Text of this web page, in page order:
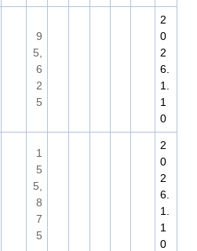
9
5,
6
2
5
2
0
2
6.
1.
1
0
1
5
5,
8
7
5
2
0
2
6.
1.
1
0